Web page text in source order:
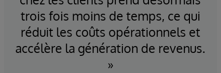
trois fois moins de temps, ce qui
réduit les coûts opérationnels et
accélère la génération de revenus.
»